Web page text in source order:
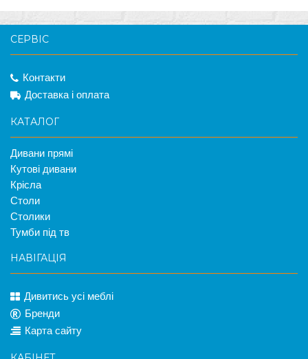
СЕРВІС
Контакти
Доставка і оплата
КАТАЛОГ
Дивани прямі
Кутові дивани
Крісла
Столи
Столики
Тумби під тв
НАВІГАЦІЯ
Дивитись усі меблі
Бренди
Карта сайту